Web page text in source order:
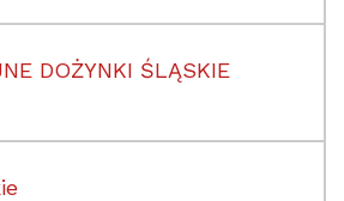
DOŻYNKI ŚLĄSKIE